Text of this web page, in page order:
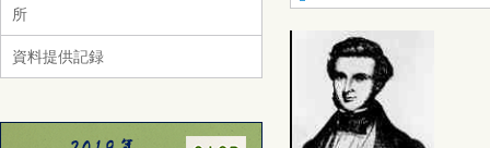
所
資料提供記録